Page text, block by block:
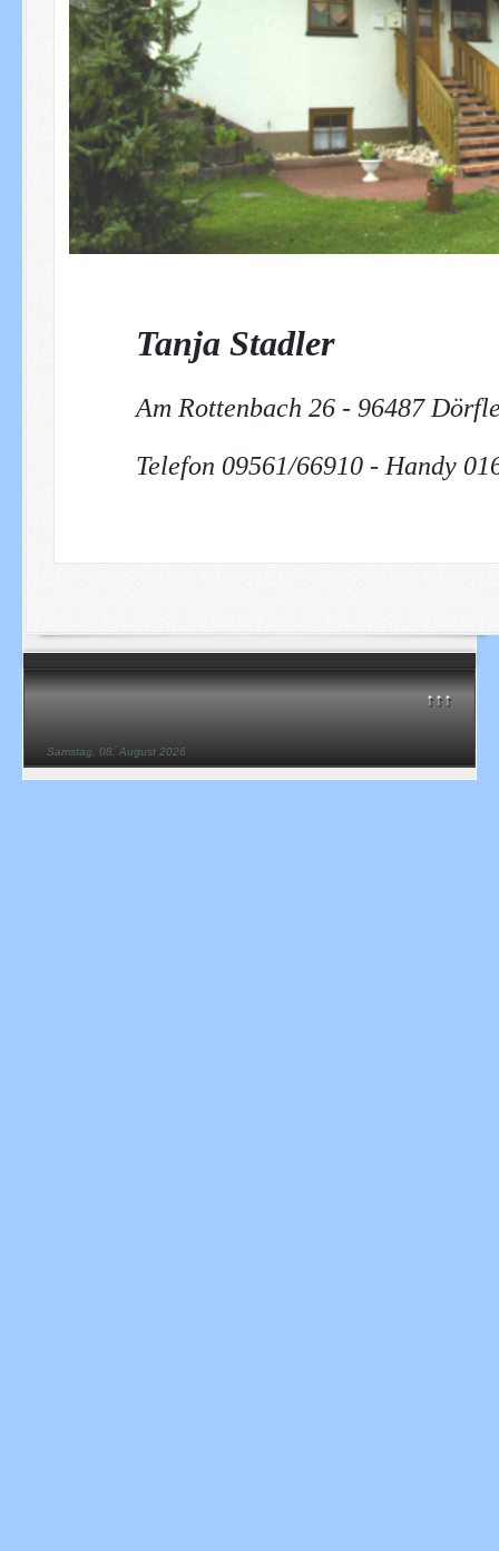
↑↑↑
Samstag, 08. August 2026
Tanja Stadler
Am Rottenbach 26 -96487
Telefon 09561/66910 - Handy